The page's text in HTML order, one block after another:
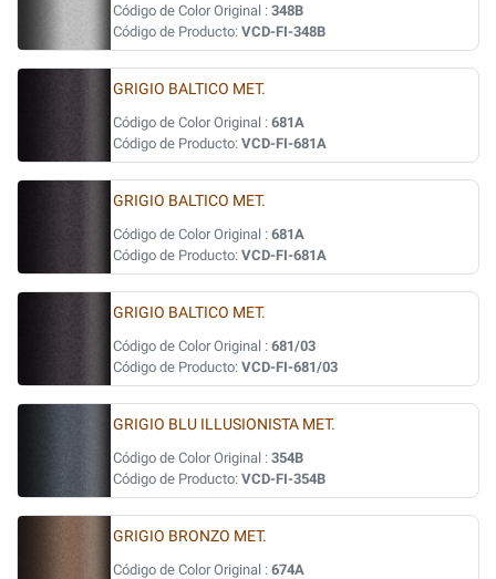
Código de Color Original : 348B
Código de Producto: VCD-FI-348B
GRIGIO BALTICO MET.
Código de Color Original : 681A
Código de Producto: VCD-FI-681A
GRIGIO BALTICO MET.
Código de Color Original : 681A
Código de Producto: VCD-FI-681A
GRIGIO BALTICO MET.
Código de Color Original : 681/03
Código de Producto: VCD-FI-681/03
GRIGIO BLU ILLUSIONISTA MET.
Código de Color Original : 354B
Código de Producto: VCD-FI-354B
GRIGIO BRONZO MET.
Código de Color Original : 674A